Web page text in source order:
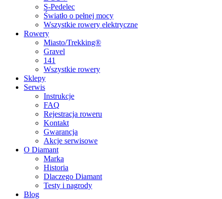
S-Pedelec
Światło o pełnej mocy
Wszystkie rowery elektryczne
Rowery
Miasto/Trekking®
Gravel
141
Wszystkie rowery
Sklepy
Serwis
Instrukcje
FAQ
Rejestracja roweru
Kontakt
Gwarancja
Akcje serwisowe
O Diamant
Marka
Historia
Dlaczego Diamant
Testy i nagrody
Blog